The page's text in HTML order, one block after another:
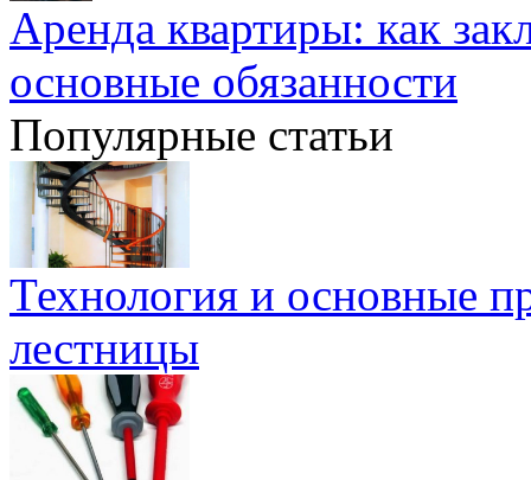
Аренда квартиры: как
основные обязанности
Популярные статьи
Технология и основные
лестницы